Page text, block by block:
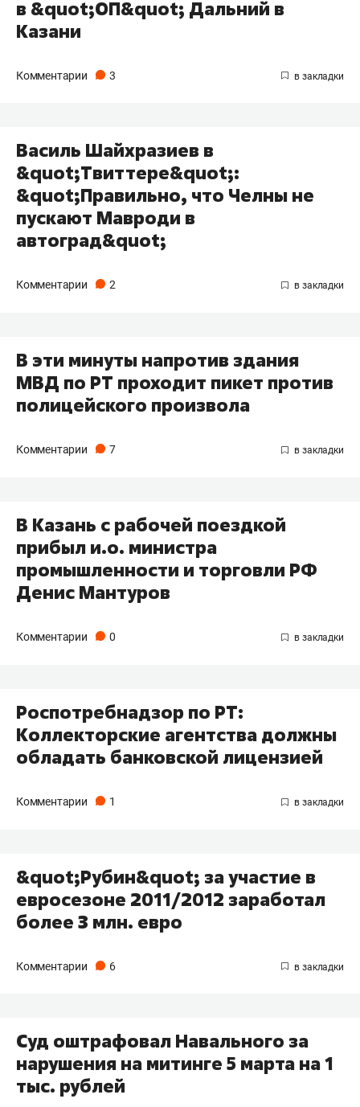
в &quot;ОП&quot; Дальний в
Казани
Комментарии 3
Василь Шайхразиев в
&quot;Твиттере&quot;:
&quot;Правильно, что Челны не
пускают Мавроди в
автоград&quot;
Комментарии 2
В эти минуты напротив здания
МВД по РТ проходит пикет против
полицейского произвола
Комментарии 7
В Казань с рабочей поездкой
прибыл и.о. министра
промышленности и торговли РФ
Денис Мантуров
Комментарии 0
Роспотребнадзор по РТ:
Коллекторские агентства должны
обладать банковской лицензией
Комментарии 1
&quot;Рубин&quot; за участие в
евросезоне 2011/2012 заработал
более 3 млн. евро
Комментарии 6
Суд оштрафовал Навального за
нарушения на митинге 5 марта на 1
тыс. рублей